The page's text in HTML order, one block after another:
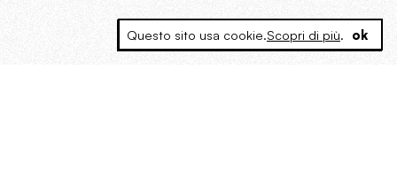
Questo sito usa cookie.Scopri di più. ok